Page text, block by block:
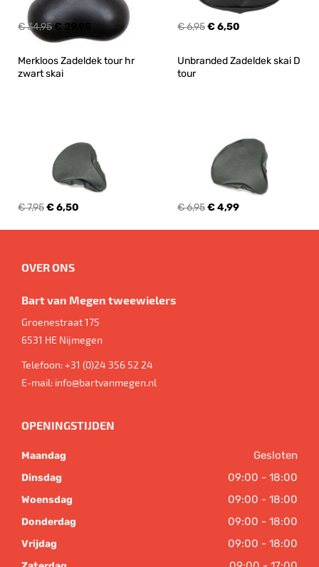
€ 34,95€ 29,95 € 6,95€ 6,50
Merkloos Zadeldek tour hr
zwart skai
€ 7,95€ 6,50
Unbranded Zadeldek skai D
tour
€ 6,95€ 4,99
OVER ONS
Bart van Megen tweewielers
Groenestraat 175
6531 HE Nijmegen
Telefoon:+31 (0)24 356 52 24
E-mail: info@bartvanmegen.nl
OPENINGSTIJDEN
Maandag Gesloten
Dinsdag 09:00 - 18:00
Woensdag 09:00 - 18:00
Donderdag 09:00 - 18:00
Vrijdag 09:00 - 18:00